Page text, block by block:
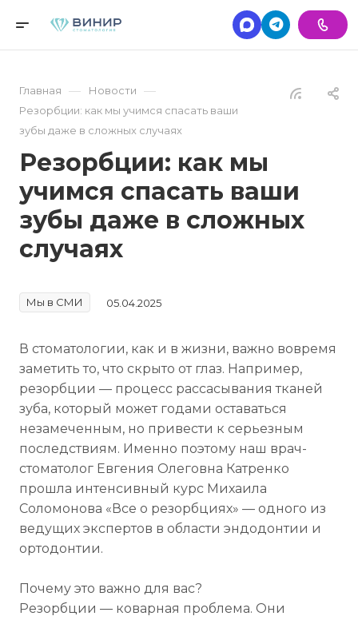
Главная — Новости —
Резорбции: как мы учимся спасать ваши
зубы даже в сложных случаях
Резорбции: как мы
учимся спасать ваши
зубы даже в сложных
случаях
Мы в СМИ 05.04.2025
В стоматологии, как и в жизни, важно вовремя
заметить то, что скрыто от глаз. Например,
резорбции — процесс рассасывания тканей
зуба, который может годами оставаться
незамеченным, но привести к серьезным
последствиям. Именно поэтому наш врач-
стоматолог Евгения Олеговна Катренко
прошла интенсивный курс Михаила
Соломонова «Все о резорбциях» — одного из
ведущих экспертов в области эндодонтии и
ортодонтии.
Почему это важно для вас?
Резорбции — коварная проблема. Они